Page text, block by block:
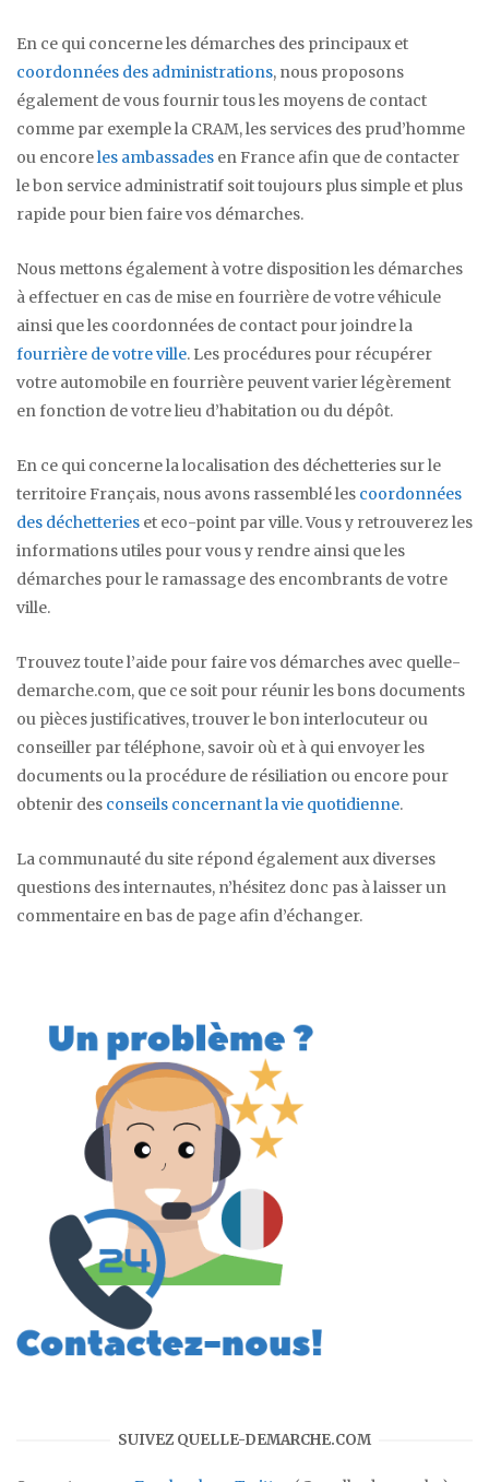
En ce qui concerne les démarches des principaux et
coordonnées des administrations, nous proposons
également de vous fournir tous les moyens de contact
comme par exemple la CRAM, les services des prud’homme
ou encoreles ambassades en France afin que de contacter
le bon service administratif soit toujours plus simple et plus
rapide pour bien faire vos démarches.
Nous mettons également à votre disposition les démarches
à effectuer en cas de mise en fourrière de votre véhicule
ainsi que les coordonnées de contact pour joindre la
fourrière de votre ville. Les procédures pour récupérer
votre automobile en fourrière peuvent varier légèrement
en fonction de votre lieu d’habitation ou du dépôt.
En ce qui concerne la localisation des déchetteries sur le
territoire Français, nous avons rassemblé les coordonnées
des déchetteries et eco-point par ville. Vous y retrouverez les
informations utiles pour vous y rendre ainsi que les
démarches pour le ramassage des encombrants de votre
ville.
Trouvez toute l’aide pour faire vos démarches avec quelle-
demarche.com, que ce soit pour réunir les bons documents
ou pièces justificatives, trouver le bon interlocuteur ou
conseiller par téléphone, savoir où et à qui envoyer les
documents ou la procédure de résiliation ou encore pour
obtenir des conseils concernant la vie quotidienne.
La communauté du site répond également aux diverses
questions des internautes, n’hésitez donc pas à laisser un
commentaire en bas de page afin d’échanger.
SUIVEZ QUELLE-DEMARCHE.COM